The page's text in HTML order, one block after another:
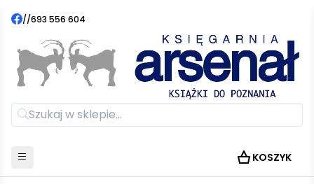
//693 556 604
KOSZYK